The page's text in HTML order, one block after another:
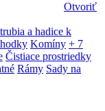
Otvoriť
a hadice k
Komíny + 7
Čistiace prostriedky
Rámy Sady na